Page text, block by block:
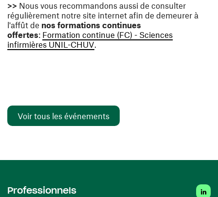
>> Nous vous recommandons aussi de consulter
régulièrement notre site internet afin de demeurer à
l'affût de nos formations continues
offertes: Formation continue (FC) - Sciences
infirmières UNIL-CHUV.
Voir tous les événements
Professionnels